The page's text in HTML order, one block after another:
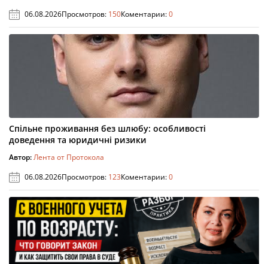
06.08.2026Просмотров: 150Коментарии:0
Спільне проживання без шлюбу: особливості
доведення та юридичні ризики
Автор:Лента от Протокола
06.08.2026Просмотров: 123Коментарии:0